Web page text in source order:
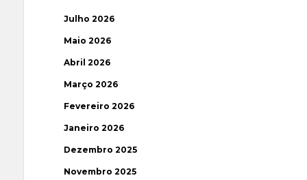
Julho 2026
Maio 2026
Abril 2026
Março 2026
Fevereiro 2026
Janeiro 2026
Dezembro 2025
Novembro 2025